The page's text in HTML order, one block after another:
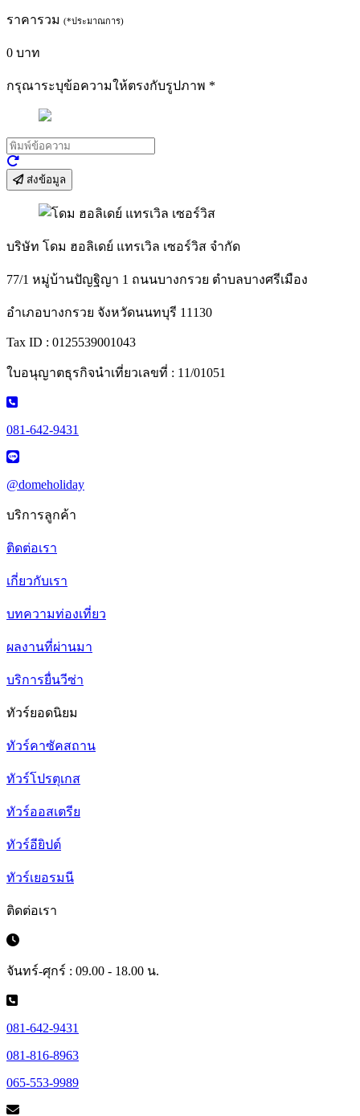
ราคารวม (*ประมาณการ)
0 บาท
กรุณาระบุข้อความให้ตรงกับรูปภาพ *
ส่งข้อมูล
บริษัท โดม ฮอลิเดย์ แทรเวิล เซอร์วิส จำกัด
77/1 หมู่บ้านปัญฐิญา 1 ถนนบางกรวย ตำบลบางศรีเมือง
อำเภอบางกรวย จังหวัดนนทบุรี 11130
Tax ID : 0125539001043
ใบอนุญาตธุรกิจนำเที่ยวเลขที่ : 11/01051
081-642-9431
@domeholiday
บริการลูกค้า
ติดต่อเรา
เกี่ยวกับเรา
บทความท่องเที่ยว
ผลงานที่ผ่านมา
บริการยื่นวีซ่า
ทัวร์ยอดนิยม
ทัวร์คาซัคสถาน
ทัวร์โปรตุเกส
ทัวร์ออสเตรีย
ทัวร์อียิปต์
ทัวร์เยอรมนี
ติดต่อเรา
จันทร์-ศุกร์ : 09.00 - 18.00 น.
081-642-9431
081-816-8963
065-553-9989